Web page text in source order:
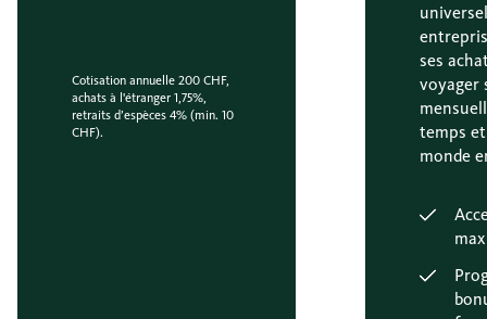
Cotisation annuelle 200 CHF,
achats à l'étranger 1,75%,
retraits d’espèces 4% (min. 10
CHF).
ses
voyager
temps
monde